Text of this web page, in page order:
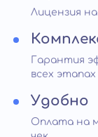
Лицензия
Гарантия
всех этапах
Удобно
Оплата на